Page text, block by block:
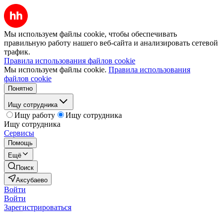
Мы используем файлы cookie, чтобы обеспечивать
правильную работу нашего веб-сайта и анализировать сетевой
трафик.
Правила использования файлов cookie
Мы используем файлы cookie. Правила использования
файлов cookie
Понятно
Ищу сотрудника
Ищу работу
Ищу сотрудника
Ищу сотрудника
Сервисы
Помощь
Ещё
Поиск
Аксубаево
Войти
Войти
Зарегистрироваться